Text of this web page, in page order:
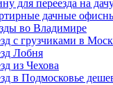
для переезда на
дачные
во Владимире
с грузчиками в
Лобня
из Чехова
в Подмосковье